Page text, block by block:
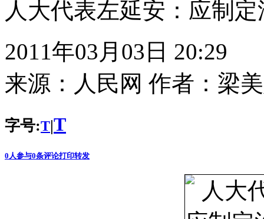
人大代表左延安：应制
2011年03月03日 20:29
来源： 人民网 作者： 梁
字号:T|T
0 人参与0条评论打印转发